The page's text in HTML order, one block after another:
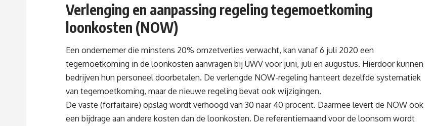
Verlenging en aanpassing regeling tegemoetkoming
loonkosten (NOW)
Een ondernemer die minstens 20% omzetverlies verwacht, kan vanaf 6 juli 2020 een
tegemoetkoming in de loonkosten aanvragen bij UWV voor juni, juli en augustus. Hierdoor kunnen
bedrijven hun personeel doorbetalen. De verlengde NOW-regeling hanteert dezelfde systematiek
van tegemoetkoming, maar de nieuwe regeling bevat ook wijzigingen.
De vaste (forfaitaire) opslag wordt verhoogd van 30 naar 40 procent. Daarmee levert de NOW ook
een bijdrage aan andere kosten dan de loonkosten. De referentiemaand voor de loonsom wordt